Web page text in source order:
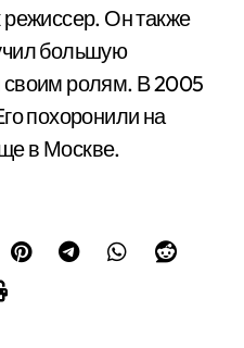
Он также
большую
своим ролям. В 2005
похоронили на
в Москве.